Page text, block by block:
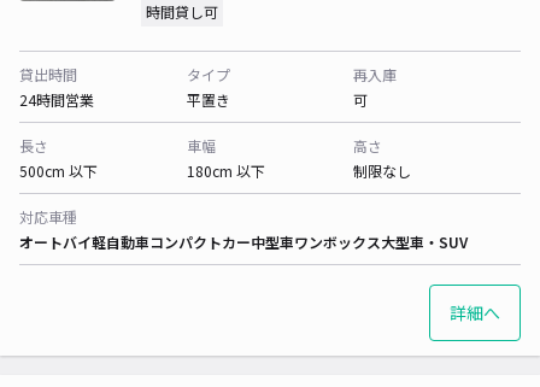
時間貸し可
貸出時間
24時間営業
タイプ
平置き
再入庫
可
長さ
500cm 以下
車幅
180cm 以下
高さ
制限なし
対応車種
オートバイ軽自動車コンパクトカー中型車ワンボックス大型車・SUV
詳細へ